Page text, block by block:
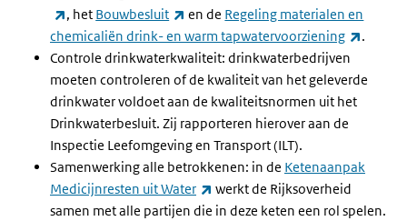
(externe link)
, het Bouwbesluit (externe link)
en de Regeling materialen en
chemicaliën drink- en warm tapwatervoorziening
.
Controle drinkwaterkwaliteit: drinkwaterbedrijven
moeten controleren of de kwaliteit van het geleverde
drinkwater voldoet aan de kwaliteitsnormen uit het
Drinkwaterbesluit. Zij rapporteren hierover aan de
Inspectie Leefomgeving en Transport (ILT).
Samenwerking alle betrokkenen: in de Ketenaanpak
Medicijnresten uit Water
(externe link)
werkt de Rijksoverheid
samen met alle partijen die in deze keten een rol spelen.